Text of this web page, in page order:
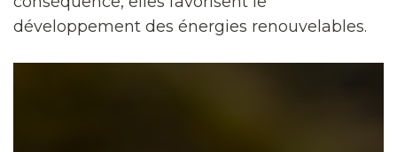
développement des énergies renouvelables.